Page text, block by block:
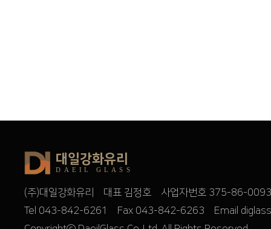
대일강화유리
DAEIL GLASS
(주)대일강화유리 대표 김정호 사업자번호 375-86-
Tel 043-842-6261 Fax 043-842-6263 Email